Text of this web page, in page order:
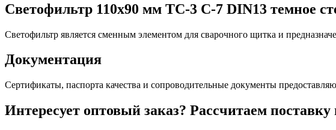
Светофильтр 110х90 мм ТС-3 С-7 DIN13 темное
Светофильтр является сменным элементом для сварочного щитка и
Документация
Сертификаты, паспорта качества и сопроводительные документы
Интересует оптовый заказ? Рассчитаем поставку